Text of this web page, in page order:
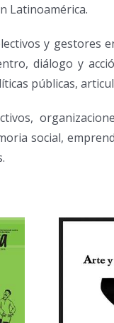
Latinoamérica.
y gestores
diálogo y
públicas,
social,